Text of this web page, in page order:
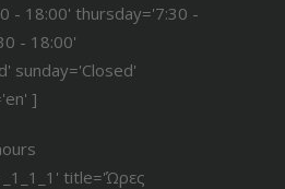
- 18:00' thursday='7:30 -
- 18:00'
sunday='Closed'
]
title='Ώρες